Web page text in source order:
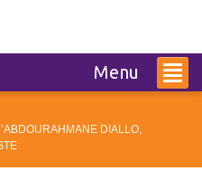
Menu
DIALLO,